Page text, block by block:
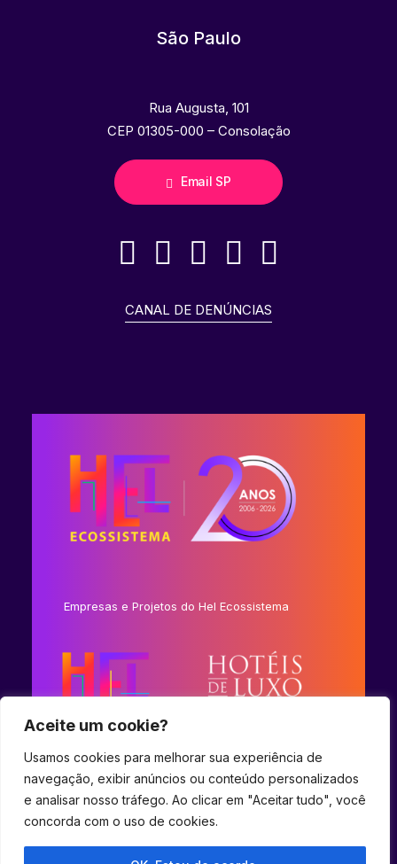
Aceite um cookie?
Usamos cookies para melhorar sua experiência de
navegação, exibir anúncios ou conteúdo personalizados
e analisar nosso tráfego. Ao clicar em "Aceitar tudo", você
concorda com o uso de cookies.
São Paulo
Rua Augusta, 101
CEP 01305-000 – Consolação
Email SP
CANAL DE DENÚNCIAS
Empresas e Projetos do Hel Ecossistema
© 2023 Hel Ecossistema.